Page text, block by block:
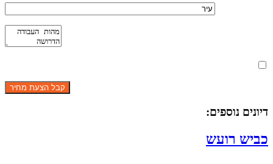
דיונים נוספים:
כביש רועש